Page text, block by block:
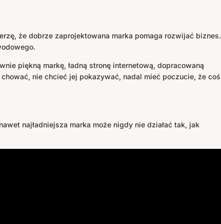
że dobrze zaprojektowana marka pomaga rozwijać biznes.
piękną markę, ładną stronę internetową, dopracowaną
nie chcieć jej pokazywać, nadal mieć poczucie, że coś
najładniejsza marka może nigdy nie działać tak, jak